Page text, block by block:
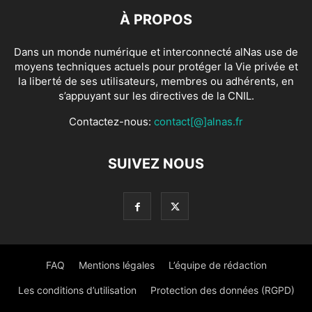
À PROPOS
Dans un monde numérique et interconnecté alNas use de
moyens techniques actuels pour protéger la Vie privée et
la liberté de ses utilisateurs, membres ou adhérents, en
s’appuyant sur les directives de la CNIL.
Contactez-nous: contact[@]alnas.fr
SUIVEZ NOUS
FAQ Mentions légales L’équipe de rédaction
Les conditions d’utilisation Protection des données (RGPD)